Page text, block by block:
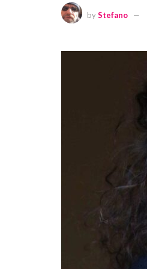
byStefano